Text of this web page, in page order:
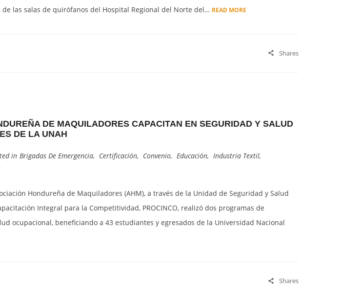
las salas de quirófanos del Hospital Regional del Norte del… READ MORE
Shares
DE MAQUILADORES CAPACITAN EN SEGURIDAD Y SALUD
DE LA UNAH
in Brigadas De Emergencia, Certificación, Convenio, Educación, Industria Textil,
Hondureña de Maquiladores (AHM), a través de la Unidad de Seguridad y Salud
Integral para la Competitividad, PROCINCO, realizó dos programas de
ocupacional, beneficiando a 43 estudiantes y egresados de la Universidad Nacional
Shares